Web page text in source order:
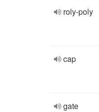
roly-poly
cap
gate